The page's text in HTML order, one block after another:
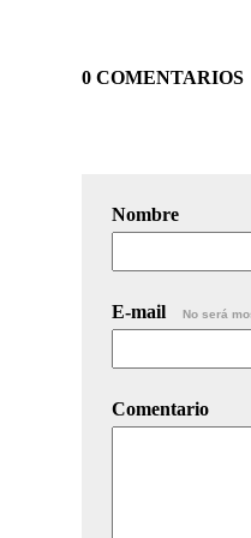
0 COMENTARIOS
Nombre
E-mail No será
Comentario